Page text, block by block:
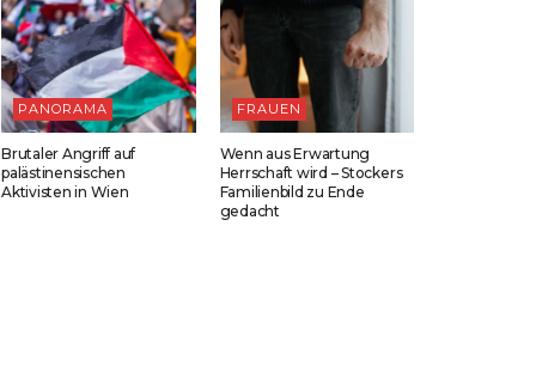
PANORAMA
Brutaler Angriff auf
palästinensischen
Aktivisten in Wien
FRAUEN
Wenn aus Erwartung
Herrschaft wird – Stockers
Familienbild zu Ende
gedacht